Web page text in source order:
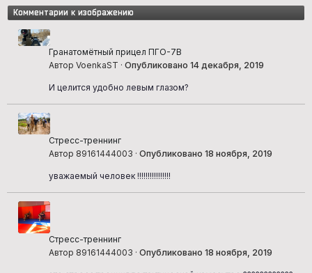
Комментарии к изображению
Гранатомётный прицел ПГО-7В
Автор VoenkaST · Опубликовано 14 декабря, 2019
И целится удобно левым глазом?
Стресс-треннинг
Автор 89161444003 · Опубликовано 18 ноября, 2019
уважаемый человек !!!!!!!!!!!!!!!!
Стресс-треннинг
Автор 89161444003 · Опубликовано 18 ноября, 2019